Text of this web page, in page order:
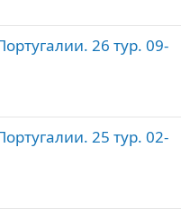
26 тур. 09-
25 тур. 02-